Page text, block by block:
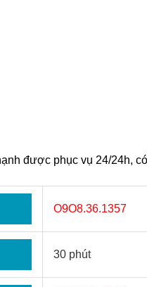
được phục vụ 24/24h,
O9O8.36.1357
30 phút